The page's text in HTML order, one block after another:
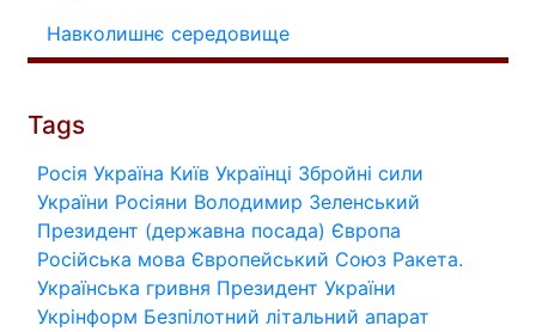
Навколишнє середовище
Tags
Росія Україна Київ Українці Збройні сили
України Росіяни Володимир Зеленський
Президент (державна посада) Європа
Російська мова Європейський Союз Ракета.
Українська гривня Президент України
Укрінформ Безпілотний літальний апарат